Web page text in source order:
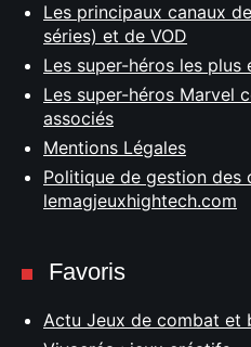
Les principaux canaux
séries) et de VOD
Les super-héros les
Les super-héros Marvel
associés
Mentions Légales
Politique de gestion des
lemagjeuxhightech.com
Favoris
Actu Jeux de combat et